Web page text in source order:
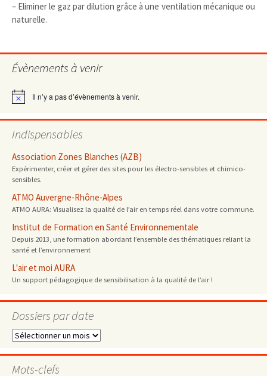
– Eliminer le gaz par dilution grâce à une ventilation mécanique ou
naturelle.
Évènements à venir
Notice Il n’y a pas d’évènements à venir.
Indispensables
Association Zones Blanches (AZB)
Expérimenter, créer et gérer des sites pour les électro-sensibles et chimico-
sensibles.
ATMO Auvergne-Rhône-Alpes
ATMO AURA: Visualisez la qualité de l’air en temps réel dans votre commune.
Institut de Formation en Santé Environnementale
Depuis 2013, une formation abordant l’ensemble des thématiques reliant la
santé et l’environnement
L'air et moi AURA
Un support pédagogique de sensibilisation à la qualité de l’air !
Dossiers par date
Dossiers
date
Mots-clefs